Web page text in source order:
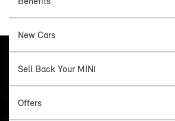
New Cars
Sell Back Your MINI
Offers
FIND THE
MINI FOR YOU